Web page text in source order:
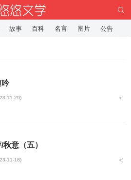
吟
11-29)
秋意（五）
11-18)
故事 百科 名言 图片 公告